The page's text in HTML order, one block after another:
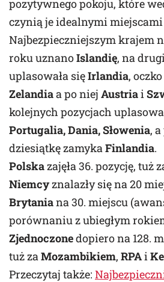
pozytywnego pokoju, które
czynią je idealnymi
Najbezpieczniejszym krajem
roku uznanoIslandię, na
uplasowała sięIrlandia,
Zelandiaa po niej Austriai
kolejnych pozycjach
Portugalia, Dania, Słowenia,
dziesiątkę zamykaFinlandia.
Polskazajęła 36. pozycję, tuż
Niemcyznalazły się na 20
Brytaniana 30. miejscu
porównaniu z ubiegłym
Zjednoczonedopiero na 128.
tuż zaMozambikiem, RPAi
Przeczytaj także: